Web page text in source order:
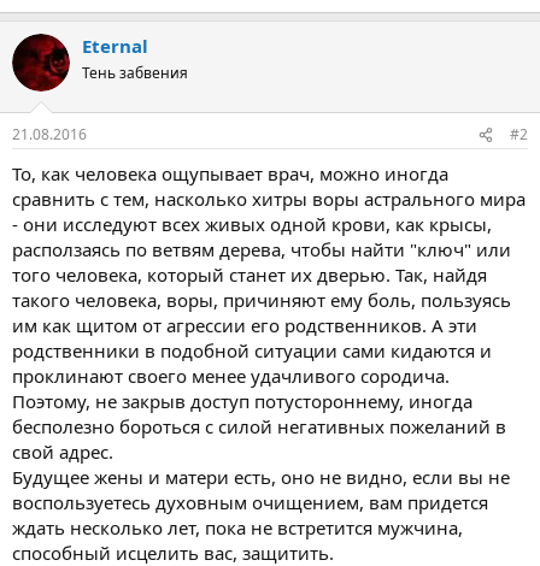
Eternal
Тень забвения
21.08.2016 #2
То, как человека ощупывает врач, можно иногда
сравнить с тем, насколько хитры воры астрального мира
- они исследуют всех живых одной крови, как крысы,
расползаясь по ветвям дерева, чтобы найти "ключ" или
того человека, который станет их дверью. Так, найдя
такого человека, воры, причиняют ему боль, пользуясь
им как щитом от агрессии его родственников. А эти
родственники в подобной ситуации сами кидаются и
проклинают своего менее удачливого сородича.
Поэтому, не закрыв доступ потустороннему, иногда
бесполезно бороться с силой негативных пожеланий в
свой адрес.
Будущее жены и матери есть, оно не видно, если вы не
воспользуетесь духовным очищением, вам придется
ждать несколько лет, пока не встретится мужчина,
способный исцелить вас, защитить.